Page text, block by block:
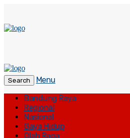
Search
Menu
Bandung Raya
Regional
Nasional
Gaya Hidup
Olah Raga